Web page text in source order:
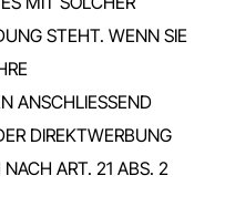
STEHT. WENN SIE
ANSCHLIESSEND
DIREKTWERBUNG
ART. 21 ABS. 2